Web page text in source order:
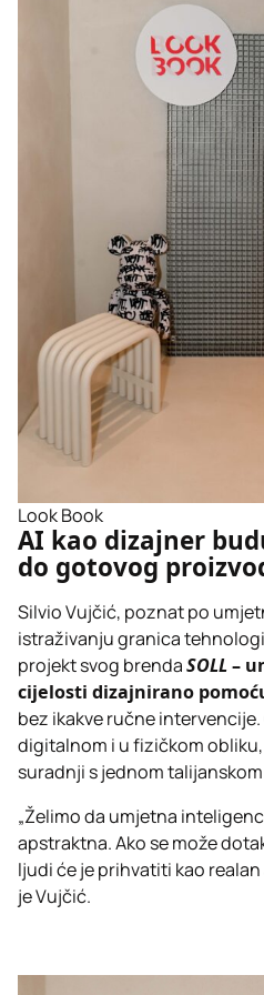
Look Book
AI kao dizajner
do gotovog
Silvio Vujčić, poznat po
istraživanju granica
projekt svog brendaSOLL–
cijelosti dizajnirano
bez ikakve ručne
digitalnom i u fizičkom
suradnji s jednom
„Želimo da umjetna
apstraktna. Ako se može
ljudi će je prihvatiti kao
je Vujčić.